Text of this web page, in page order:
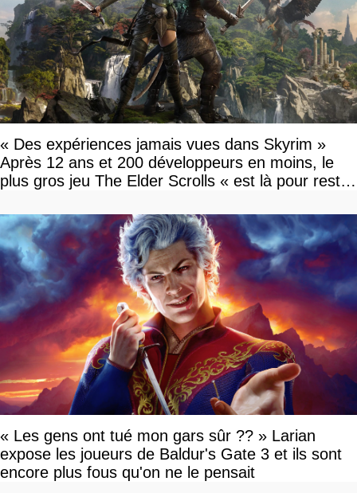
« Des expériences jamais vues dans Skyrim »
Après 12 ans et 200 développeurs en moins, le
plus gros jeu The Elder Scrolls « est là pour rester
« Les gens ont tué mon gars sûr ?? » Larian
expose les joueurs de Baldur's Gate 3 et ils sont
encore plus fous qu'on ne le pensait